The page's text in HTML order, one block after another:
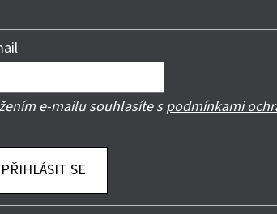
e-mailu souhlasíte spodmínkami
PŘIHLÁSIT SE